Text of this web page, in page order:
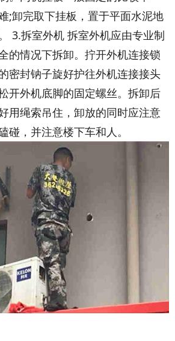
;卸完取下挂板，置于平面水泥地
3.拆室外机 拆室外机应由专业制
的情况下拆卸。拧开外机连接锁
密封钠子旋好护往外机连接接头
开外机底脚的固定螺丝。拆卸后
用绳索吊住，卸放的同时应注意
碰，并注意楼下车和人。